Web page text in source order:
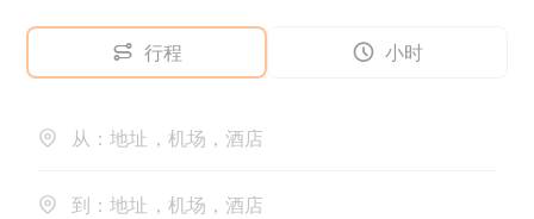
行程 小时
从：地址，机场，酒店
到：地址，机场，酒店